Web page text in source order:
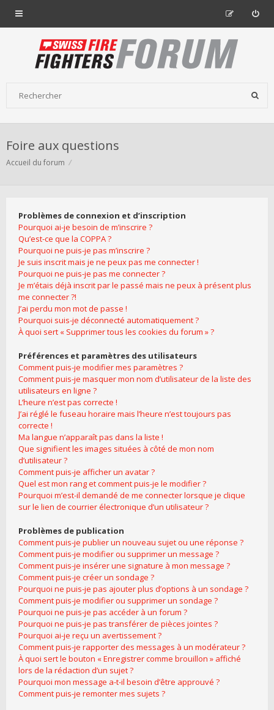
Foire aux questions
Accueil du forum
Problèmes de connexion et d’inscription
Pourquoi ai-je besoin de m’inscrire ?
Qu’est-ce que la COPPA ?
Pourquoi ne puis-je pas m’inscrire ?
Je suis inscrit mais je ne peux pas me connecter !
Pourquoi ne puis-je pas me connecter ?
Je m’étais déjà inscrit par le passé mais ne peux à présent plus
me connecter ?!
J’ai perdu mon mot de passe !
Pourquoi suis-je déconnecté automatiquement ?
À quoi sert « Supprimer tous les cookies du forum » ?
Préférences et paramètres des utilisateurs
Comment puis-je modifier mes paramètres ?
Comment puis-je masquer mon nom d’utilisateur de la liste des
utilisateurs en ligne ?
L’heure n’est pas correcte !
J’ai réglé le fuseau horaire mais l’heure n’est toujours pas
correcte !
Ma langue n’apparaît pas dans la liste !
Que signifient les images situées à côté de mon nom
d’utilisateur ?
Comment puis-je afficher un avatar ?
Quel est mon rang et comment puis-je le modifier ?
Pourquoi m’est-il demandé de me connecter lorsque je clique
sur le lien de courrier électronique d’un utilisateur ?
Problèmes de publication
Comment puis-je publier un nouveau sujet ou une réponse ?
Comment puis-je modifier ou supprimer un message ?
Comment puis-je insérer une signature à mon message ?
Comment puis-je créer un sondage ?
Pourquoi ne puis-je pas ajouter plus d’options à un sondage ?
Comment puis-je modifier ou supprimer un sondage ?
Pourquoi ne puis-je pas accéder à un forum ?
Pourquoi ne puis-je pas transférer de pièces jointes ?
Pourquoi ai-je reçu un avertissement ?
Comment puis-je rapporter des messages à un modérateur ?
À quoi sert le bouton « Enregistrer comme brouillon » affiché
lors de la rédaction d’un sujet ?
Pourquoi mon message a-t-il besoin d’être approuvé ?
Comment puis-je remonter mes sujets ?